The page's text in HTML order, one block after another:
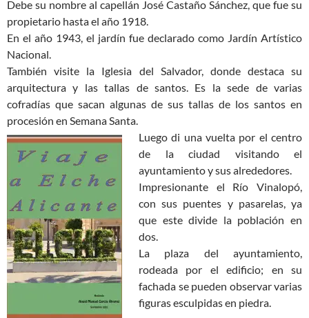
Debe su nombre al capellán José Castaño Sánchez, que fue su
propietario hasta el año 1918.
En el año 1943, el jardín fue declarado como Jardín Artístico
Na­cional.
También visite la Iglesia del Salvador, donde destaca su
arquitectura y las tallas de santos. Es la sede de varias
cofradías que sacan algunas de sus tallas de los santos en
procesión en Semana Santa.
Luego di una vuelta por el centro
de la ciudad visitando el
ayuntamiento y sus alrededores.
Impresionante el Río Vinalopó,
con sus puentes y pasarelas, ya
que este divide la población en
dos.
La plaza del ayuntamiento,
rodeada por el edificio; en su
fachada se pueden observar varias
figuras esculpidas en piedra.